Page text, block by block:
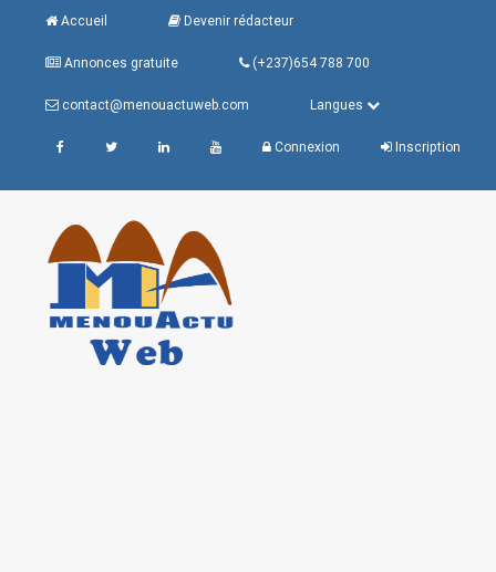
Accueil Devenir rédacteur
Annonces gratuite (+237)654 788 700
contact@menouactuweb.com Langues
Connexion Inscription